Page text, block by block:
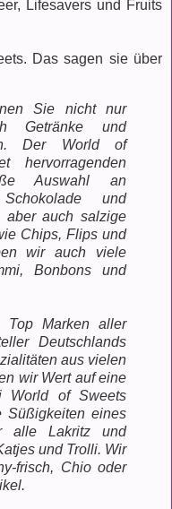
Lifesavers und Fruits
Das sagen sie über
Sie nicht nur
Getränke und
Der World of
hervorragenden
Auswahl an
und
auch salzige
Chips, Flips und
wir auch viele
Bonbons und
Top Marken aller
Deutschlands
aus vielen
wir Wert auf eine
World of Sweets
eines
alle Lakritz und
und Trolli. Wir
frisch, Chio oder